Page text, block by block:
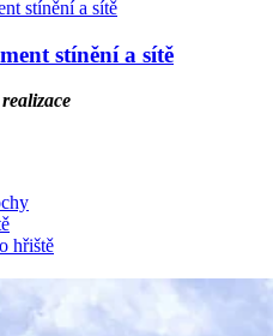
stínění a sítě